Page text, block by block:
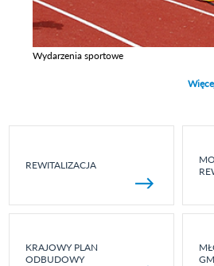
Wydarzenia sportowe
REWITALIZACJA
KRAJOWY PLAN
ODBUDOWY